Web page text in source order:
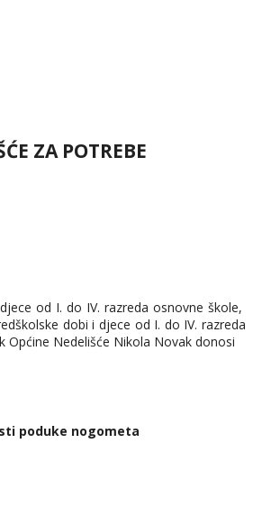
ZA POTREBE
od I. do IV. razreda osnovne škole,
dobi i djece od I. do IV. razreda
Općine Nedelišće Nikola Novak donosi
poduke nogometa